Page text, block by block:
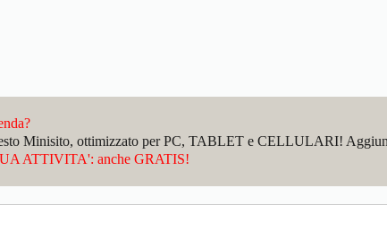
Minisito, ottimizzato per PC, TABLET e CELLULARI!
ATTIVITA': anche GRATIS!